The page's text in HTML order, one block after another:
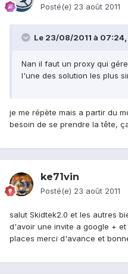
Posté(e) 23 août 2011
Le 23/08/2011 à
Nan il faut un proxy qui
l'une des solution les plus
je me répète mais a partir du
besoin de se prendre la tête,
ke71vin
Posté(e) 23 août 2011
salut Skidtek2.0 et les autres
d'avoir une invite a google +
places merci d'avance et